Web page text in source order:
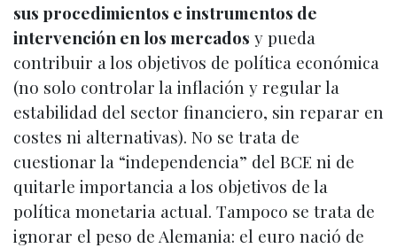
sus procedimientos e instrumentos de
intervención en los mercados y pueda
contribuir a los objetivos de política económica
(no solo controlar la inflación y regular la
estabilidad del sector financiero, sin reparar en
costes ni alternativas). No se trata de
cuestionar la “independencia” del BCE ni de
quitarle importancia a los objetivos de la
política monetaria actual. Tampoco se trata de
ignorar el peso de Alemania: el euro nació de